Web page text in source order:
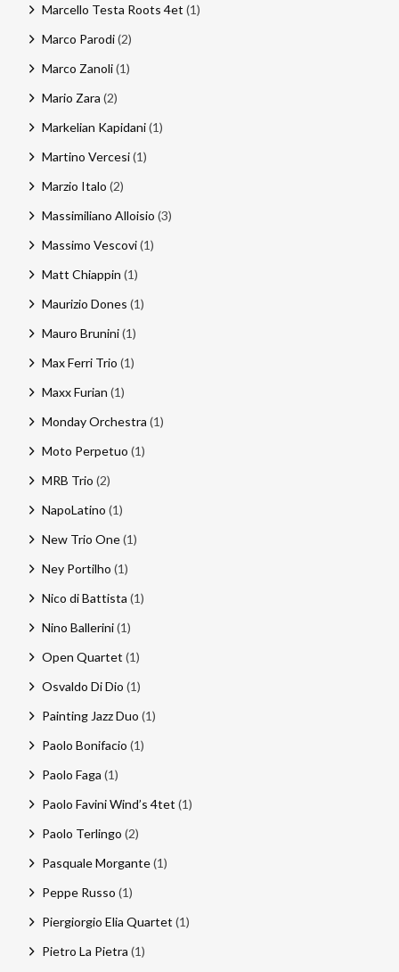
Marcello Testa Roots 4et (1)
Marco Parodi(2)
Marco Zanoli(1)
Mario Zara (2)
Markelian Kapidani(1)
Martino Vercesi(1)
Marzio Italo (2)
Massimiliano Alloisio (3)
Massimo Vescovi(1)
Matt Chiappin (1)
Maurizio Dones (1)
Mauro Brunini(1)
Max Ferri Trio (1)
Maxx Furian (1)
Monday Orchestra (1)
Moto Perpetuo (1)
MRB Trio (2)
NapoLatino (1)
New Trio One(1)
Ney Portilho (1)
Nico di Battista (1)
Nino Ballerini(1)
Open Quartet (1)
Osvaldo Di Dio (1)
Painting Jazz Duo (1)
Paolo Bonifacio (1)
Paolo Faga (1)
Paolo Favini Wind’s 4tet (1)
Paolo Terlingo (2)
Pasquale Morgante(1)
Peppe Russo (1)
Piergiorgio Elia Quartet (1)
Pietro La Pietra (1)